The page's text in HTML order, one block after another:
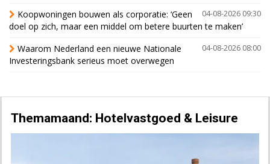
04-08-2026 09:30
Koopwoningen bouwen als corporatie: ‘Geen
doel op zich, maar een middel om betere buurten te maken’
04-08-2026 08:00
Waarom Nederland een nieuwe Nationale
Investeringsbank serieus moet overwegen
Themamaand: Hotelvastgoed & Leisure